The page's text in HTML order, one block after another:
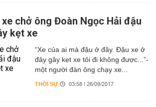
xe chở ông Đoàn Ngọc Hải đậu
kẹt xe
“Xe của ai mà đậu ở đây. Đậu xe ở
đây gây kẹt xe tôi đi không được...”-
một người đàn ông chạy xe...
THỜI SỰ 03:58 | 26/09/2017